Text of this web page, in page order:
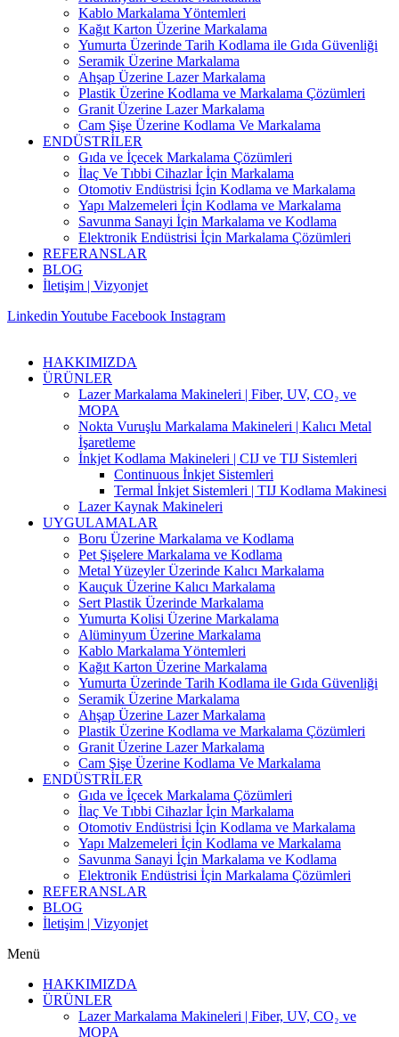
Kablo Markalama Yöntemleri
Kağıt Karton Üzerine Markalama
Yumurta Üzerinde Tarih Kodlama ile Gıda Güvenliği
Seramik Üzerine Markalama
Ahşap Üzerine Lazer Markalama
Plastik Üzerine Kodlama ve Markalama Çözümleri
Granit Üzerine Lazer Markalama
Cam Şişe Üzerine Kodlama Ve Markalama
ENDÜSTRİLER
Gıda ve İçecek Markalama Çözümleri
İlaç Ve Tıbbi Cihazlar İçin Markalama
Otomotiv Endüstrisi İçin Kodlama ve Markalama
Yapı Malzemeleri İçin Kodlama ve Markalama
Savunma Sanayi İçin Markalama ve Kodlama
Elektronik Endüstrisi İçin Markalama Çözümleri
REFERANSLAR
BLOG
İletişim | Vizyonjet
Linkedin Youtube Facebook Instagram
HAKKIMIZDA
ÜRÜNLER
Lazer Markalama Makineleri | Fiber, UV, CO₂ ve
MOPA
Nokta Vuruşlu Markalama Makineleri | Kalıcı Metal
İşaretleme
İnkjet Kodlama Makineleri | CIJ ve TIJ Sistemleri
Continuous İnkjet Sistemleri
Termal İnkjet Sistemleri | TIJ Kodlama Makinesi
Lazer Kaynak Makineleri
UYGULAMALAR
Boru Üzerine Markalama ve Kodlama
Pet Şişelere Markalama ve Kodlama
Metal Yüzeyler Üzerinde Kalıcı Markalama
Kauçuk Üzerine Kalıcı Markalama
Sert Plastik Üzerinde Markalama
Yumurta Kolisi Üzerine Markalama
Alüminyum Üzerine Markalama
Kablo Markalama Yöntemleri
Kağıt Karton Üzerine Markalama
Yumurta Üzerinde Tarih Kodlama ile Gıda Güvenliği
Seramik Üzerine Markalama
Ahşap Üzerine Lazer Markalama
Plastik Üzerine Kodlama ve Markalama Çözümleri
Granit Üzerine Lazer Markalama
Cam Şişe Üzerine Kodlama Ve Markalama
ENDÜSTRİLER
Gıda ve İçecek Markalama Çözümleri
İlaç Ve Tıbbi Cihazlar İçin Markalama
Otomotiv Endüstrisi İçin Kodlama ve Markalama
Yapı Malzemeleri İçin Kodlama ve Markalama
Savunma Sanayi İçin Markalama ve Kodlama
Elektronik Endüstrisi İçin Markalama Çözümleri
REFERANSLAR
BLOG
İletişim | Vizyonjet
Menü
HAKKIMIZDA
ÜRÜNLER
Lazer Markalama Makineleri | Fiber, UV, CO₂ ve
MOPA